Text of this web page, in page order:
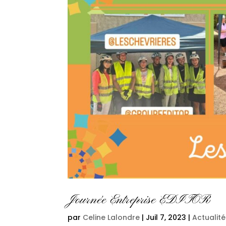
Journée Entreprise EDITOR
par Celine Lalondre | Juil 7, 2023 |